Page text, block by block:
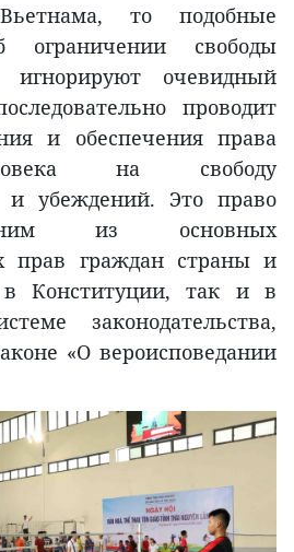
то подобные
ограничении свободы
игнорируют очевидный
проводит
и обеспечения права
на свободу
и убеждений. Это право
из основных
прав граждан страны и
в Конституции, так и в
законодательства,
«О вероисповедании